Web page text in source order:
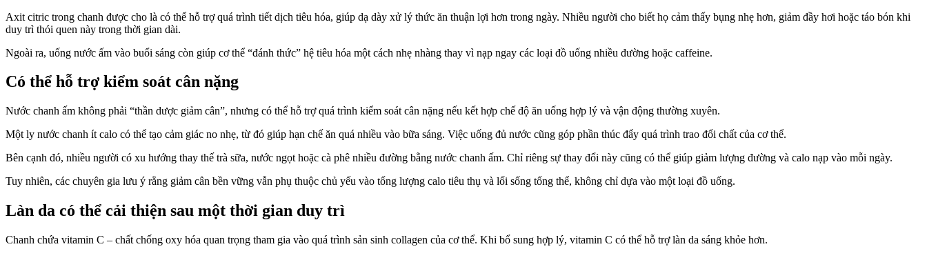
Axit citric trong chanh được cho là có thể hỗ trợ quá trình tiết dịch tiêu hóa, giúp dạ dày xử lý thức ăn thuận lợi hơn trong ngày. Nhiều người cho biết họ cảm thấy bụng nhẹ hơn, giảm đầy hơi hoặc táo bón khi
duy trì thói quen này trong thời gian dài.
Ngoài ra, uống nước ấm vào buổi sáng còn giúp c‌ơ th‌ể “đánh thức” hệ tiêu hóa một cách nhẹ nhàng thay vì nạp ngay các loại đồ uống nhiều đường hoặc caffeine.
Có thể hỗ trợ kiểm soát cân nặng
Nước chanh ấm không phải “thần dược giảm cân”, nhưng có thể hỗ trợ quá trình kiểm soát cân nặng nếu kết hợp chế độ ăn uống hợp lý và vận động thường xuyên.
Một ly nước chanh ít calo có thể tạo cảm giác no nhẹ, từ đó giúp hạn chế ăn quá nhiều vào bữa sáng. Việc uống đủ nước cũng góp phần thúc đẩy quá trình trao đổi chất của c‌ơ th‌ể.
Bên cạnh đó, nhiều người có xu hướng thay thế trà sữa, nước ngọt hoặc cà phê nhiều đường bằng nước chanh ấm. Chỉ riêng sự thay đổi này cũng có thể giúp giảm lượng đường và calo nạp vào mỗi ngày.
Tuy nhiên, các chuyên gia lưu ý rằng giảm cân bền vững vẫn phụ thuộc chủ yếu vào tổng lượng calo tiêu thụ và lối sống tổng thể, không chỉ dựa vào một loại đồ uống.
Làn da có thể cải thiện sau một thời gian duy trì
Chanh chứa vitamin C – chất chống oxy hóa quan trọng tham gia vào quá trình sản sinh collagen của c‌ơ th‌ể. Khi bổ sung hợp lý, vitamin C có thể hỗ trợ làn da sáng khỏe hơn.